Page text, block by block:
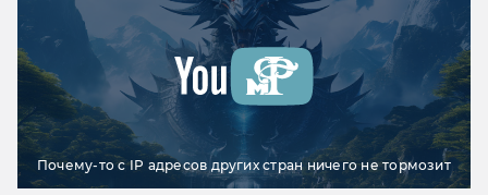
Почему-то с IP адресов других стран ничего не тормозит